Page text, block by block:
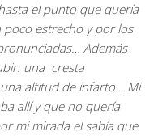
el punto que quería
estrecho y por los
Además
una cresta
altitud de infarto… Mi
allí y que no quería
mi mirada el sabía que